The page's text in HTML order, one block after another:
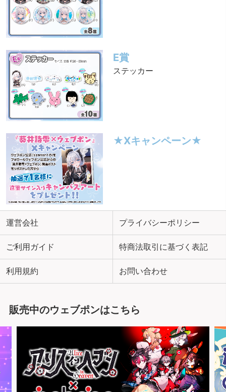
E賞
ステッカー
★Xキャンペーン★
運営会社 プライバシーポリシー
ご利用ガイド 特商法取引に基づく表記
利用規約 お問い合わせ
販売中のウェブポンはこちら